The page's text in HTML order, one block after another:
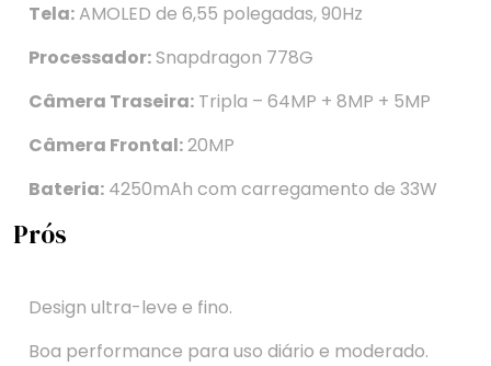
Tela:AMOLED de 6,55 polegadas, 90Hz
Processador:Snapdragon 778G
Câmera Traseira: Tripla – 64MP + 8MP + 5MP
Câmera Frontal:20MP
Bateria: 4250mAh com carregamento de 33W
Prós
Design ultra-leve e fino.
Boa performance para uso diário e moderado.